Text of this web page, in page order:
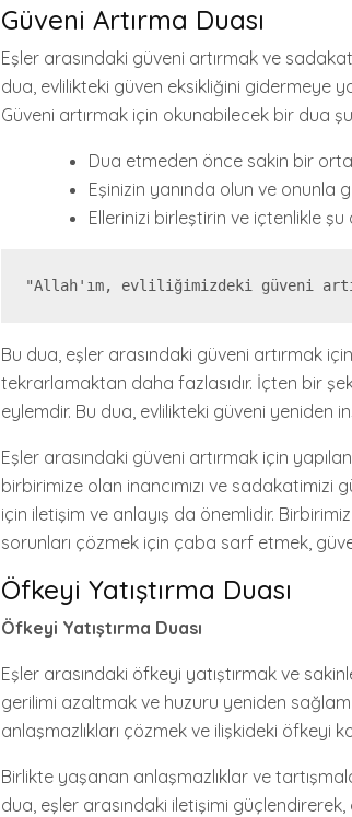
Güveni Artırma Duası
Eşler arasındaki güveni artırmak ve
dua, evlilikteki güven eksikliğini gidermeye
Güveni artırmak için okunabilecek bir dua
Dua etmeden önce sakin bir
Eşinizin yanında olun ve onunla
Ellerinizi birleştirin ve içtenlikle şu
Bu dua, eşler arasındaki güveni artırmak
tekrarlamaktan daha fazlasıdır. İçten bir
eylemdir. Bu dua, evlilikteki güveni yeniden
Eşler arasındaki güveni artırmak için
birbirimize olan inancımızı ve sadakatimizi
için iletişim ve anlayış da önemlidir.
sorunları çözmek için çaba sarf etmek,
Öfkeyi Yatıştırma Duası
Öfkeyi Yatıştırma Duası
Eşler arasındaki öfkeyi yatıştırmak ve
gerilimi azaltmak ve huzuru yeniden
anlaşmazlıkları çözmek ve ilişkideki öfkeyi
Birlikte yaşanan anlaşmazlıklar ve
dua, eşler arasındaki iletişimi